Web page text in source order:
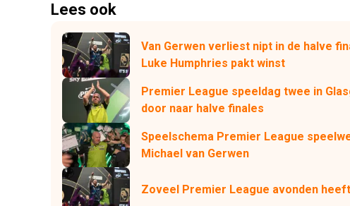
Lees ook
Van Gerwen verliest nipt in de halve
Luke Humphries pakt winst
Premier League speeldag twee in
door naar halve finales
Speelschema Premier League
Michael van Gerwen
Zoveel Premier League avonden